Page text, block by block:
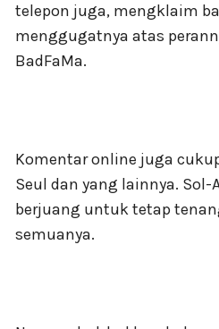
telepon juga, mengklaim
menggugatnya atas
BadFaMa.
Komentar online juga
Seul dan yang lainnya.
berjuang untuk tetap
semuanya.